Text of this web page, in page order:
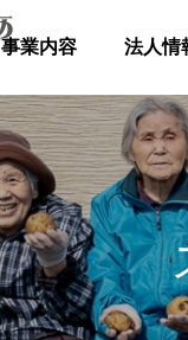
事業内容 法人情